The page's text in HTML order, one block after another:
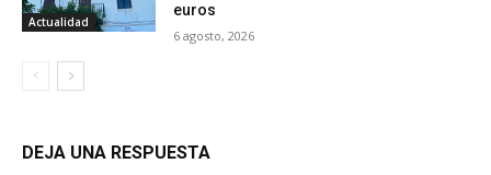
Actualidad
euros
6 agosto, 2026
DEJA UNA RESPUESTA